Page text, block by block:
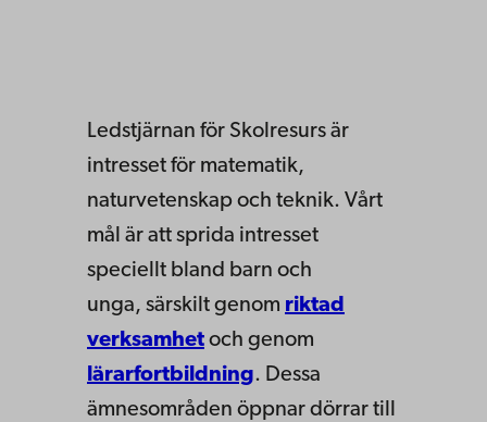
Ledstjärnan för Skolresurs är
intresset för matematik,
naturvetenskap och teknik. Vårt
mål är att sprida intresset
speciellt bland barn och
unga, särskilt genom riktad
verksamhet och genom
lärarfortbildning. Dessa
ämnesområden öppnar dörrar till